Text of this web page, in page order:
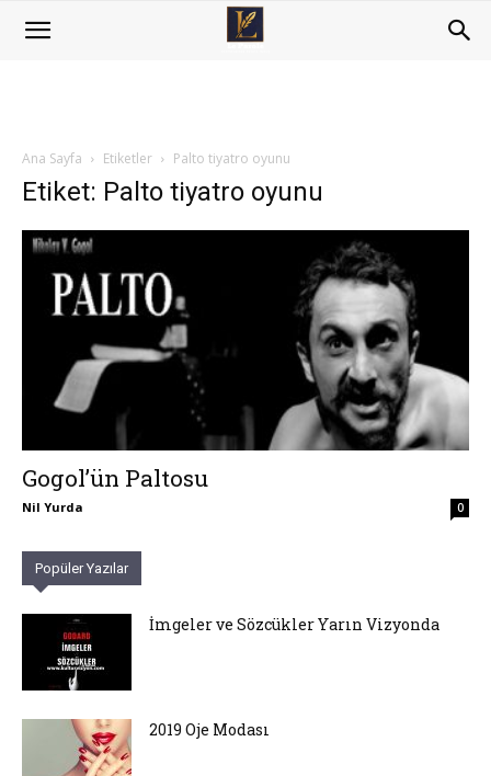
Ana Sayfa Etiketler Palto tiyatro oyunu
Etiket: Palto tiyatro oyunu
Gogol’ün Paltosu
Nil Yurda 0
Popüler Yazılar
İmgeler ve Sözcükler Yarın Vizyonda
2019 Oje Modası